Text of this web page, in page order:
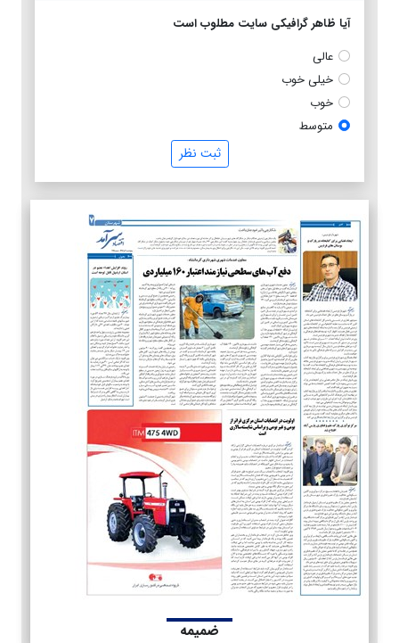
آیا ظاهر گرافیکی سایت مطلوب است
عالی
خیلی خوب
خوب
متوسط
ثبت نظر
ضمیمه